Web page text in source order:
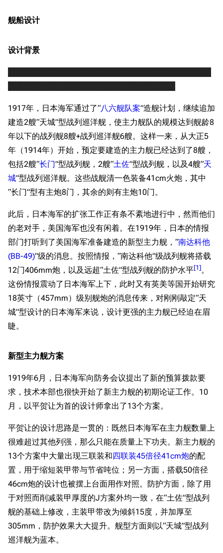
舰船设计
设计背景
1917年，日本海军通过了“八六舰队案”造舰计划，继续追加
建造2艘“天城”型战列巡洋舰，使主力舰队的规模达到舰龄8
年以下的战列舰8艘+战列巡洋舰6艘。这样一来，从大正5
年（1914年）开始，预定要建造的主力舰已经达到了8艘，
包括2艘“长门”型战列舰，2艘“土佐”型战列舰，以及4艘“天
城”型战列巡洋舰。这些战舰清一色装备41cm火炮，其中
“长门”型有主炮8门，其余的则有主炮10门。
此后，日本海军的扩张工作正有条不紊地进行中，然而他们
的老对手，美国海军也没有闲着。在1919年，日本的情报
部门打听到了美国海军准备建造的新型主力舰，“南达科他
(BB-49)”级的消息。按照情报，“南达科他”级战列舰将搭载
12门406mm炮，以及远超“土佐”型战列舰的防护水平[1]。
这份情报震动了日本海军上下，此时又有英美等国开始研究
18英寸（457mm）级别舰炮的消息传来，对刚刚敲定“天
城”型设计的日本海军来说，设计更强的主力舰已经迫在眉
睫。
新型主力舰方案
1919年6月，日本海军向防务会议提出了新的预算拨款要
求，技术本部也很快开始了新主力舰的初期论证工作。10
月，以平贺让为首的设计师拿出了13个方案。
平贺让的设计思路是一贯的：既然日本海军在主力舰数量上
很难超过其他列强，那么只能在质量上下功夫。新主力舰的
13个方案中大量出现三联装和四联装45倍径41cm炮的配
置，用于缩短装甲带与节省吨位；另一方面，搭载50倍径
46cm炮的设计也被摆上台面用作对照。防护方面，除了用
于对照而削减装甲厚度的J方案外均一致，在“土佐”型战列
舰的基础上修改，主装甲带改为倾斜15度，并加厚至
305mm，防护效果大大提升。舰型方面则以“天城”型战列
巡洋舰为蓝本。